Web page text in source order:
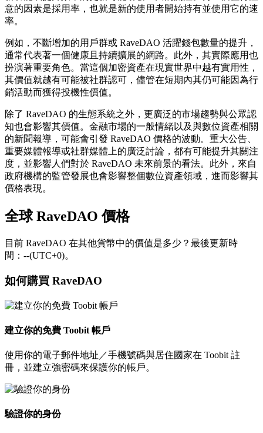
意的因素是採用率，也就是新的使用者開始持有並使用它的速
率。
例如，不斷增加的用戶群或 RaveDAO 活躍錢包數量的提升，
通常代表著一個健康且持續擴展的網路。此外，其實際應用也
扮演著重要角色。當這個加密資產在現實世界中越有實用性，
其價值就越有可能被社群認可，儘管在短期內其仍可能因為行
銷活動而獲得投機性價值。
除了 RaveDAO 的生態系統之外，更廣泛的市場趨勢與公眾認
知也會影響其價值。金融市場的一般情緒以及與數位資產相關
的新聞報導，可能會引發 RaveDAO 價格的波動。重大公告、
重要媒體報導或社群媒體上的廣泛討論，都有可能提升其關注
度，並影響人們對於 RaveDAO 未來前景的看法。此外，來自
政府機構的監管發展也會影響整個數位資產領域，進而影響其
價格表現。
全球 RaveDAO 價格
目前 RaveDAO 在其他貨幣中的價值是多少？最後更新時
間：--(UTC+0)。
如何購買 RaveDAO
建立你的免費 Toobit 帳戶
使用你的電子郵件地址／手機號碼與居住國家在 Toobit 註
冊，並建立強密碼來保護你的帳戶。
驗證你的身份